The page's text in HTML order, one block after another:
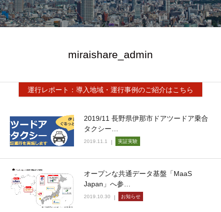
miraishare_admin
運行レポート：導入地域・運行事例のご紹介はこちら
2019/11 長野県伊那市ドアツードア乗合
タクシー…
2019.11.1 実証実験
オープンな共通データ基盤「MaaS
Japan」へ参…
2019.10.30 お知らせ
ABOUT